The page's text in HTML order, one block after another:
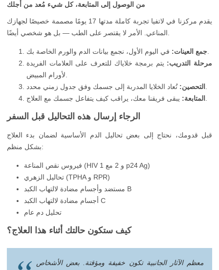
من الوصول إلى المتابعة، كل شيء مُعد من أجلك
يقدم مركزنا في لاتفيا تجربة كاملة مدتها 17 يومًا مصممة خصيصًا لجهازك
جمع العينات:
مرحلة التدريب: يتم برمجة خلاياك للتعرف على العلامات الفريدة
التحصين:
المتابعة:
الرجاء إرسال هذه التحاليل قبل السفر
قبل قدومك، نحتاج إلى بعض تحاليل الدم الأساسية لضمان بدء العلاج
بشكل منظم:
فيروس نقص المناعة (HIV 1 و 2 مع p24 Ag)
تحاليل الزهري (TPHA و RPR)
مستضد وأجسام مضادة لالتهاب الكبد B
أجسام مضادة لالتهاب الكبد C
تحليل دم عام
كيف ستكون حالتك أثناء هذا العلاج؟
معظم الآثار الجانبية تكون خفيفة ومؤقتة. بعض الأشخاص